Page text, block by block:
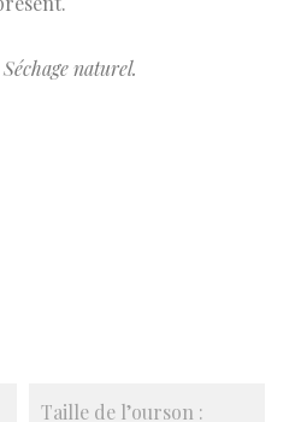
naturel.
Taille de l’ourson :